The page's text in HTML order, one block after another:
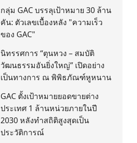
กลุ่ม GAC บรรลุเป้าหมาย 30 ล้าน
คัน: ตัวเลขเบื้องหลัง "ความเร็ว
ของ GAC"
นิทรรศการ “ตุนหวง – สมบัติ
วัฒนธรรมอันยิ่งใหญ่” เปิดอย่าง
เป็นทางการ ณ พิพิธภัณฑ์หูหนาน
GAC ตั้งเป้าหมายยอดขายต่าง
ประเทศ 1 ล้านหน่วยภายในปี
2030 หลังทำสถิติสูงสุดเป็น
ประวัติการณ์